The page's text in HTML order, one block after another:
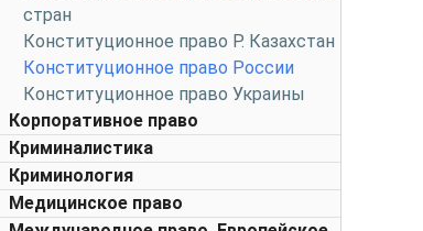
стран
Конституционное право Р. Казахстан
Конституционное право России
Конституционное право Украины
Корпоративное право
Криминалистика
Криминология
Медицинское право